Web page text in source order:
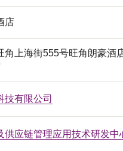
店
角上海街555号旺角朗豪酒
技有限公司
供应链管理应用技术研发中